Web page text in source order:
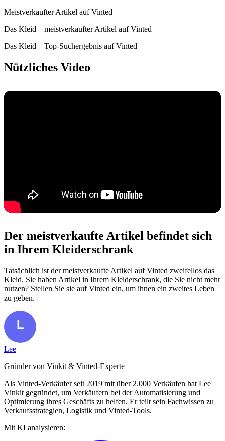
Meistverkaufter Artikel auf Vinted
Das Kleid – meistverkaufter Artikel auf Vinted
Das Kleid – Top-Suchergebnis auf Vinted
Nützliches Video
Der meistverkaufte Artikel befindet sich
in Ihrem Kleiderschrank
Tatsächlich ist der meistverkaufte Artikel auf Vinted zweifellos das
Kleid. Sie haben Artikel in Ihrem Kleiderschrank, die Sie nicht mehr
nutzen? Stellen Sie sie auf Vinted ein, um ihnen ein zweites Leben
zu geben.
Lee
Gründer von Vinkit & Vinted-Experte
Als Vinted-Verkäufer seit 2019 mit über 2.000 Verkäufen hat Lee
Vinkit gegründet, um Verkäufern bei der Automatisierung und
Optimierung ihres Geschäfts zu helfen. Er teilt sein Fachwissen zu
Verkaufsstrategien, Logistik und Vinted-Tools.
Mit KI analysieren: